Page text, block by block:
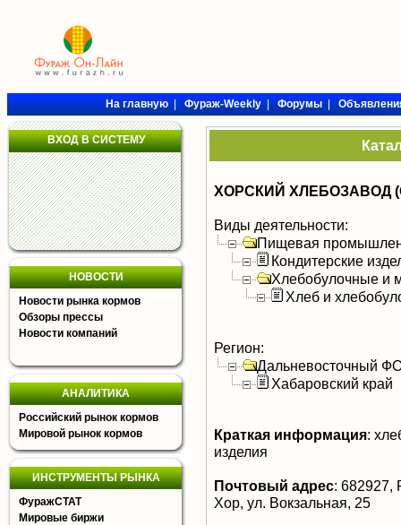
На главную|Фураж-Weekly|Форумы|
ВХОД В СИСТЕМУ
НОВОСТИ
Новости рынка кормов
Обзоры прессы
Новости компаний
АНАЛИТИКА
Российский рынок кормов
Мировой рынок кормов
ИНСТРУМЕНТЫ РЫНКА
ФуражСТАТ
Мировые биржи
ХОРСКИЙ ХЛЕБОЗАВОД
Виды деятельности:
Пищевая
Кондитерские
Хлебобулочные и
Хлеб и
Регион:
Дальневосточный
Хабаровский край
Краткая информация:
изделия
Почтовый адрес: 682927,
Хор, ул. Вокзальная, 25